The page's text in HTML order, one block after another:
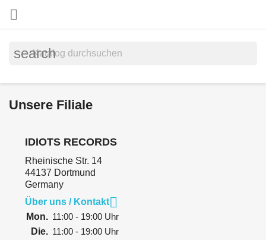

search
Unsere Filiale
IDIOTS RECORDS
Rheinische Str. 14
44137 Dortmund
Germany
Über uns / Kontakt
Mon. 11:00 - 19:00 Uhr
Die. 11:00 - 19:00 Uhr